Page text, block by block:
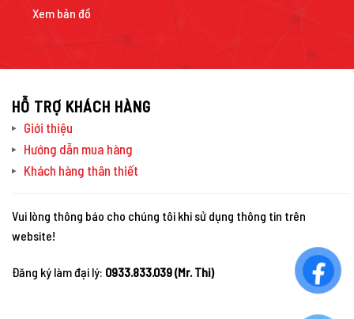
Xem bản đồ
HỖ TRỢ KHÁCH HÀNG
Giới thiệu
Hướng dẫn mua hàng
Khách hàng thân thiết
Vui lòng thông báo cho chúng tôi khi sử dụng thông tin trên
website!
Đăng ký làm đại lý: 0933.833.039 (Mr. Thi)